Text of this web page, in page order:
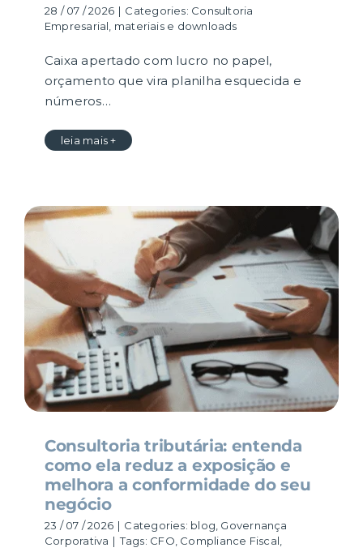
28 / 07 / 2026 | Categories: Consultoria
Empresarial materiais e downloads
Caixa apertado com lucro no papel,
orçamento que vira planilha esquecida e
números…
leia mais +
Consultoria tributária: entenda
como ela reduz a exposição e
melhora a conformidade do seu
negócio
23 / 07 / 2026 | Categories: blog Governança
Corporativa | Tags: CFO Compliance Fiscal